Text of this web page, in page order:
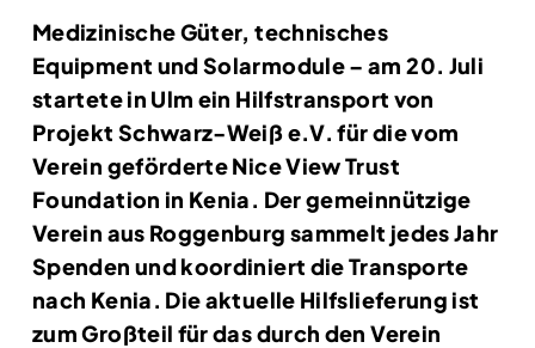
Medizinische Güter, technisches
Equipment und Solarmodule – am 20. Juli
startete in Ulm ein Hilfstransport von
Projekt Schwarz-Weiß e.V. für die vom
Verein geförderte Nice View Trust
Foundation in Kenia. Der gemeinnützige
Verein aus Roggenburg sammelt jedes Jahr
Spenden und koordiniert die Transporte
nach Kenia. Die aktuelle Hilfslieferung ist
zum Großteil für das durch den Verein